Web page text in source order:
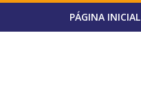
PÁGINA INICIAL